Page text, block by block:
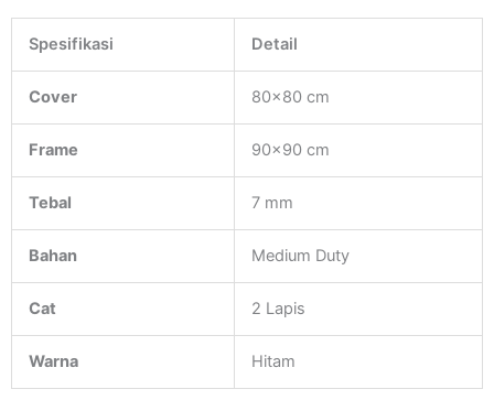
Spesifikasi Detail
Cover 80×80 cm
Frame 90×90 cm
Tebal 7 mm
Bahan Medium Duty
Cat 2 Lapis
Warna Hitam